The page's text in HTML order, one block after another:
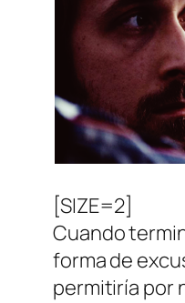
[SIZE=2]
Cuando
forma de
permitiría por